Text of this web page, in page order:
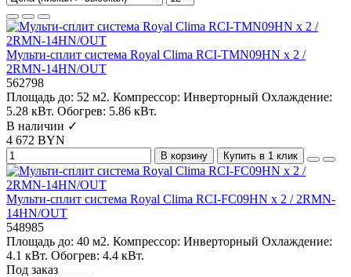
Мульти-сплит система Royal Clima RCI-TMN09HN x 2 /
2RMN-14HN/OUT
562798
Площадь до: 52 м2. Компрессор: Инверторный Охлаждение:
5.28 кВт. Обогрев: 5.86 кВт.
В наличии ✓
4 672 BYN
В корзину Купить в 1 клик
Мульти-сплит система Royal Clima RCI-FC09HN x 2 / 2RMN-
14HN/OUT
548985
Площадь до: 40 м2. Компрессор: Инверторный Охлаждение:
4.1 кВт. Обогрев: 4.4 кВт.
Под заказ